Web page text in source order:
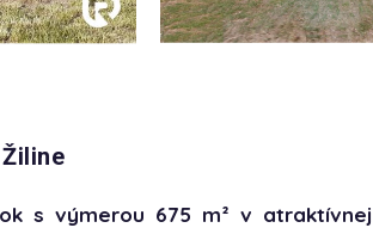
s výmerou 675 m² v atraktívnej